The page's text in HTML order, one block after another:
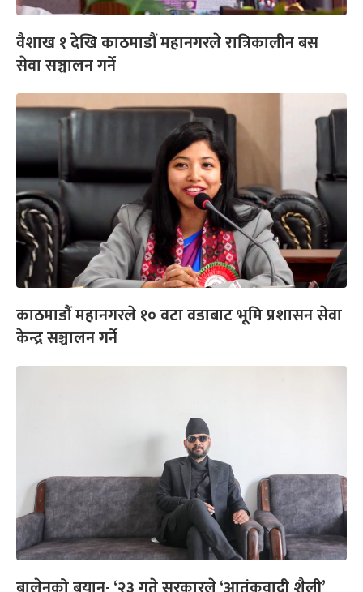
वैशाख १ देखि काठमाडौं महानगरले रात्रिकालीन बस
सेवा सञ्चालन गर्ने
काठमाडौं महानगरले १० वटा वडाबाट भूमि प्रशासन सेवा
केन्द्र सञ्चालन गर्ने